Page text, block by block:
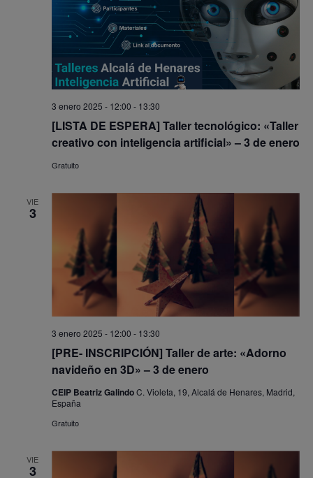
[LISTA DE ESPERA] Taller tecnológico: «Taller
creativo con inteligencia artificial» – 3 de enero
3 enero 2025 - 12:00 - 13:30
Gratuito
VIE
3
[PRE- INSCRIPCIÓN] Taller de arte: «Adorno
navideño en 3D» – 3 de enero
3 enero 2025 - 12:00 - 13:30
CEIP Beatriz GalindoC. Violeta, 19, Alcalá de Henares, Madrid,
España
Gratuito
VIE
3